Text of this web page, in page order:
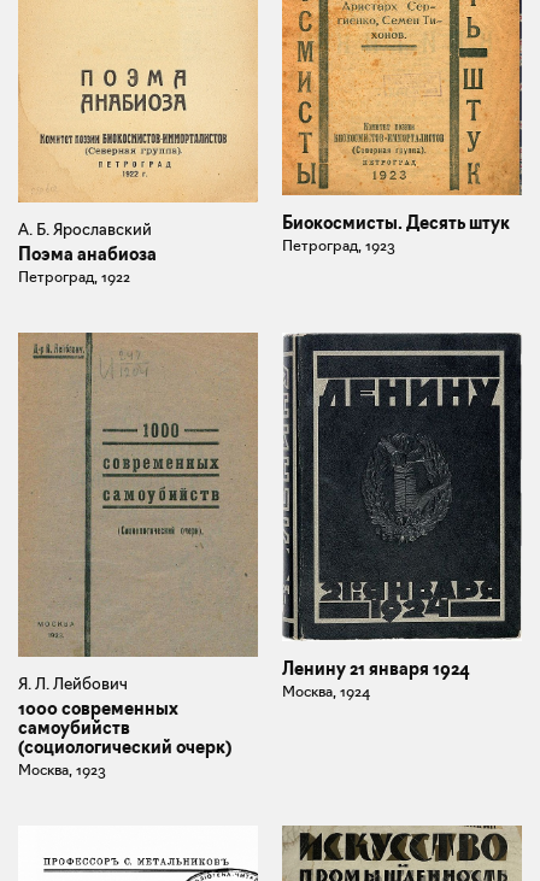
А. Б. Ярославский
Поэма анабиоза
Петроград, 1922
Биокосмисты. Десять штук
Петроград, 1923
Я. Л. Лейбович
1000 современных
самоубийств
(социологический очерк)
Москва, 1923
Ленину 21 января 1924
Москва, 1924